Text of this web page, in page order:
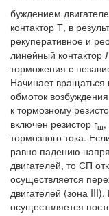
буждением
контактор Т, в
рекуперативное и
линейный контактор
торможения с
Начинает вращаться
обмоток
к тормозному
включен резистор гш,
тормозного тока.
равно падению
двигателей, то СП
осуществляется
двигателей (зона
осуществляется